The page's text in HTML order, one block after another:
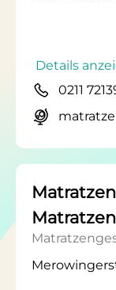
Details
0211